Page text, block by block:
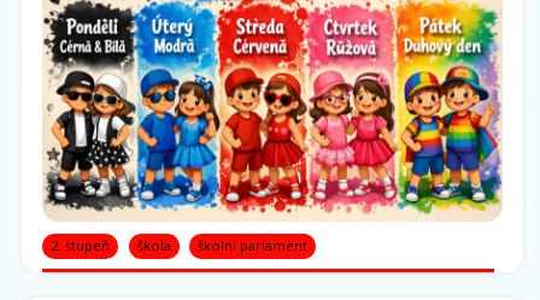
2. stupeň škola školní parlament